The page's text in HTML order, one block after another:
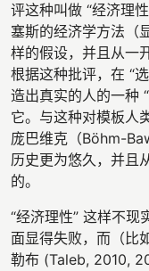
评这种叫做 “经济理
塞斯的经济学方法（
样的假设，并且从一
根据这种批评，在 “
造出真实的人的一种
它。与这种对模板人
庞巴维克（Böhm-
历史更为悠久，并且
的。
“经济理性” 这样不现
面显得失败，而（比
勒布 (Taleb, 2010,